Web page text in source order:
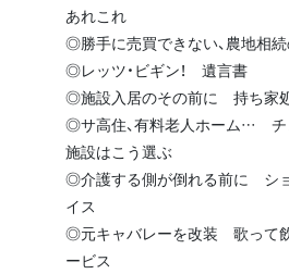
あれこれ
◎勝手に売買できない、農地相
◎レッツ・ビギン！ 遺言書
◎施設入居のその前に 持ち家処
◎サ高住、有料老人ホーム… チ
施設はこう選ぶ
◎介護する側が倒れる前に シ
イス
◎元キャバレーを改装 歌って
ービス